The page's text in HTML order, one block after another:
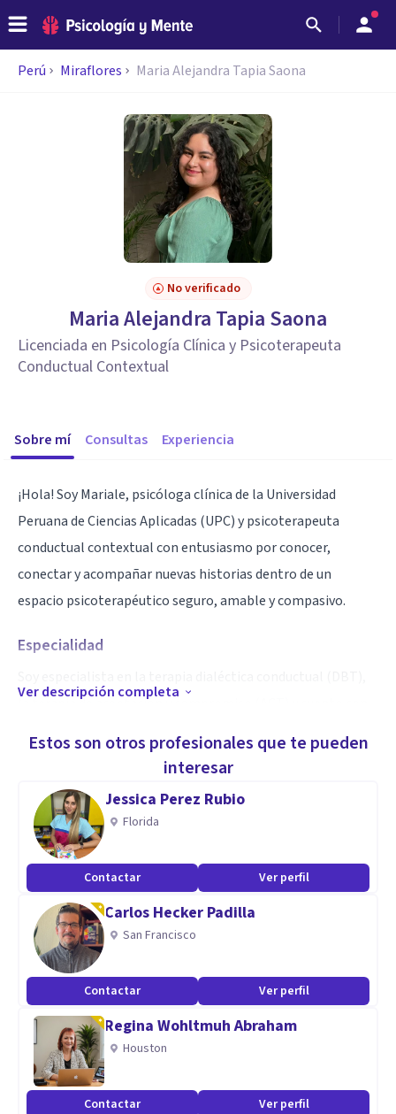
Perú Miraflores Maria Alejandra Tapia Saona
No verificado
Maria Alejandra Tapia Saona
Licenciada en Psicología Clínica y Psicoterapeuta
Conductual Contextual
Sobre mí Consultas Experiencia
¡Hola! Soy Mariale, psicóloga clínica de la Universidad
Peruana de Ciencias Aplicadas (UPC) y psicoterapeuta
conductual contextual con entusiasmo por conocer,
conectar y acompañar nuevas historias dentro de un
espacio psicoterapéutico seguro, amable y compasivo.
Especialidad
la terapia de aceptación y compromiso (ACT) y cuento con
Tengo experiencia con consultantes adolescentes (desde
los 13 años) y adultxs que presentan trastorno límite de
personalidad (TLP), desregulación emocional (DRE),
trastorno de la conducta alimentaria (TCA), riesgo suicida,
depresión, ansiedad, duelo y dificultades relacionadas con la
diversidad sexual.
Ver descripción completa
Estos son otros profesionales que te pueden
interesar
Jessica Perez Rubio
Florida
Contactar Ver perfil
Carlos Hecker Padilla
San Francisco
Contactar Ver perfil
Regina Wohltmuh Abraham
Houston
Contactar Ver perfil